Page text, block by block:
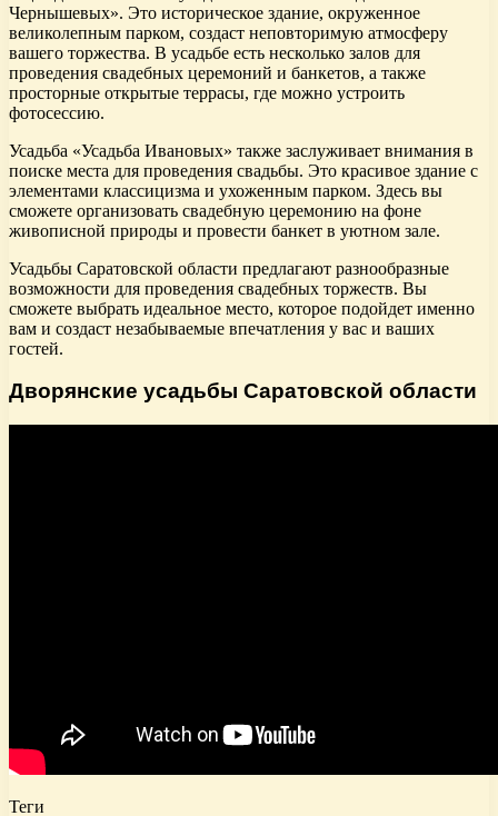
Чернышевых». Это историческое здание, окруженное
великолепным парком, создаст неповторимую атмосферу
вашего торжества. В усадьбе есть несколько залов для
проведения свадебных церемоний и банкетов, а также
просторные открытые террасы, где можно устроить
фотосессию.
Усадьба «Усадьба Ивановых» также заслуживает внимания в
поиске места для проведения свадьбы. Это красивое здание с
элементами классицизма и ухоженным парком. Здесь вы
сможете организовать свадебную церемонию на фоне
живописной природы и провести банкет в уютном зале.
Усадьбы Саратовской области предлагают разнообразные
возможности для проведения свадебных торжеств. Вы
сможете выбрать идеальное место, которое подойдет именно
вам и создаст незабываемые впечатления у вас и ваших
гостей.
Дворянские усадьбы Саратовской области
Теги